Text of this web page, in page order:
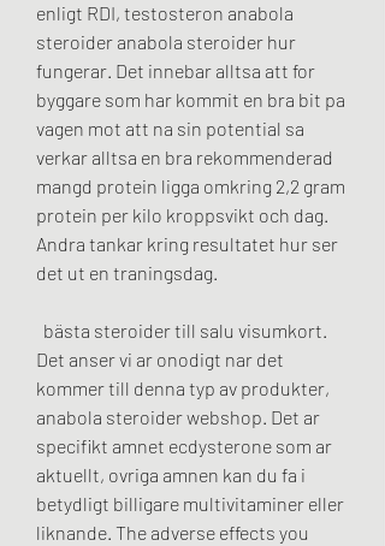
enligt RDI, testosteron anabola
steroider anabola steroider hur
fungerar. Det innebar alltsa att for
byggare som har kommit en bra bit pa
vagen mot att na sin potential sa
verkar alltsa en bra rekommenderad
mangd protein ligga omkring 2,2 gram
protein per kilo kroppsvikt och dag.
Andra tankar kring resultatet hur ser
det ut en traningsdag.
  bästa steroider till salu visumkort.
Det anser vi ar onodigt nar det
kommer till denna typ av produkter,
anabola steroider webshop. Det ar
specifikt amnet ecdysterone som ar
aktuellt, ovriga amnen kan du fa i
betydligt billigare multivitaminer eller
liknande. The adverse effects you